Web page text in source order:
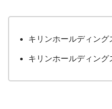
キリンホールディング
キリンホールディン